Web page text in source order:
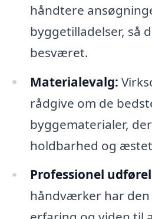
håndtere
byggetilladelser, så
besværet.
Materialevalg:
rådgive om de
byggematerialer,
holdbarhed og
Professionel
håndværker har